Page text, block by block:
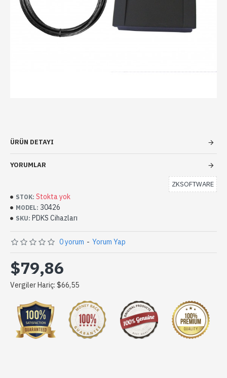
ÜRÜN DETAYI
YORUMLAR
STOK: Stokta yok
MODEL: 30426
SKU: PDKS Cihazları
ZKSOFTWARE
0 yorum - Yorum Yap
$79,86
Vergiler Hariç: $66,55